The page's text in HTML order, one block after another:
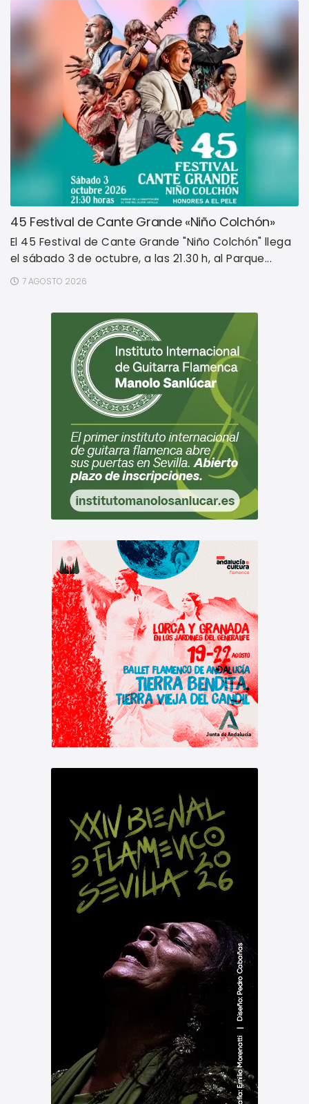
45 Festival de Cante Grande «Niño Colchón»
El 45 Festival de Cante Grande "Niño Colchón" llega
el sábado 3 de octubre, a las 21.30 h, al Parque...
7 AGOSTO 2026